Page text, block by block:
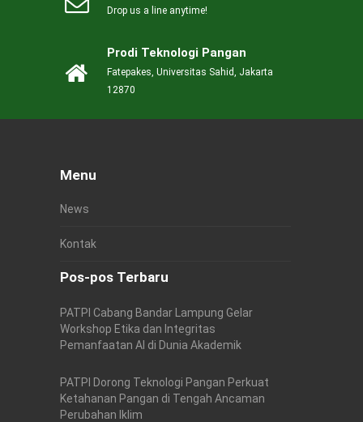
Drop us a line anytime!
Prodi Teknologi Pangan
Fatepakes, Universitas Sahid, Jakarta
12870
Menu
News
Kontak
Pos-pos Terbaru
PATPI Cabang Bandar Lampung Gelar
Workshop Etika dan Integritas
Pemanfaatan AI di Dunia Akademik
PATPI Dorong Teknologi Pangan Perkuat
Ketahanan Pangan di Tengah Ancaman
Perubahan Iklim